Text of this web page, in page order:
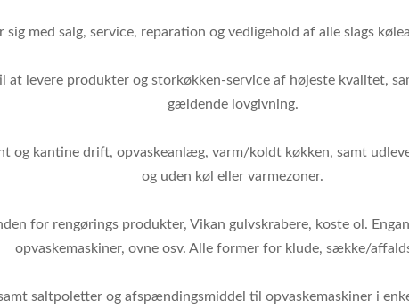
sig med salg, service, reparation og vedligehold af alle slags
at levere produkter og storkøkken-service af højeste kvalitet,
gældende lovgivning.
og kantine drift, opvaskeanlæg, varm/koldt køkken, samt
og uden køl eller varmezoner.
for rengørings produkter, Vikan gulvskrabere, koste ol.
opvaskemaskiner, ovne osv. Alle former for klude, sække/
saltpoletter og afspændingsmiddel til opvaskemaskiner i